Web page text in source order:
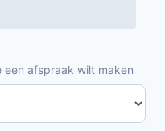
afspraak wilt maken